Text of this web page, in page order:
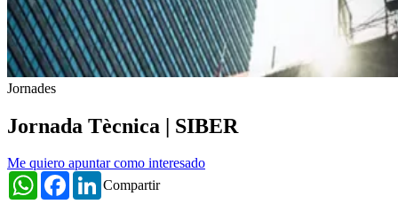
Jornades
Jornada Tècnica | SIBER
Me quiero apuntar como interesado
Compartir
WhatsAppFacebookLinkedIn